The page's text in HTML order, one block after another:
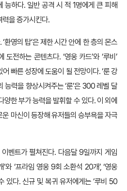
능하다. 일반 공격 시 적 1명에게 큰 피해
력을 증가시킨다.
환영의 탑’은 제한 시간 안에 한 층의 몬스
전하는 콘텐츠다. ‘영웅 카드’와 ‘루비’
빠른 성장에 도움이 될 전망이다. ‘룬 강
능력을 향상시켜주는 ‘룬’은 300 레벨 달
양한 부가 능력을 발휘할 수 있다. 이 외에
운 마신이 등장해 유저들의 승부욕을 자극
벤트가 펼쳐진다. 다음달 9일까지 게임
와 ‘프라임 영웅 9회 소환석 20개’, ‘영웅
있다. 신규 및 복귀 유저에게는 ‘루비 50